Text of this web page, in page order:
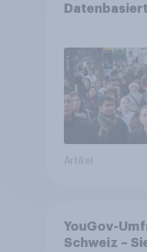
Artikel
YouGov-
Schweiz –